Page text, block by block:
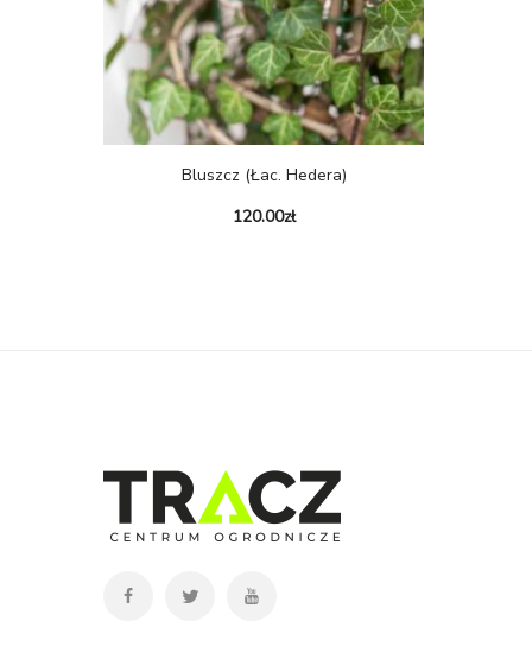
Bluszcz (łac. Hedera)
120.00zł